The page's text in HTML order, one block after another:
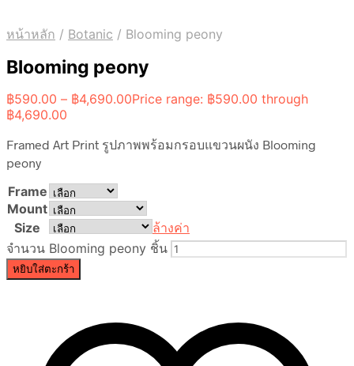
หน้าหลัก / Botanic / Blooming peony
Blooming peony
฿590.00 – ฿4,690.00Price range: ฿590.00 through
฿4,690.00
Framed Art Print รูปภาพพร้อมกรอบแขวนผนัง Blooming
peony
Frame
Mount
Size
ล้างค่า
จำนวน Blooming peony ชิ้น
หยิบใส่ตะกร้า